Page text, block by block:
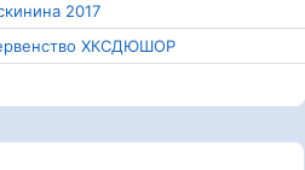
2017
ХКСДЮШОР